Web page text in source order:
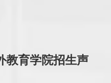
教育学院招生声